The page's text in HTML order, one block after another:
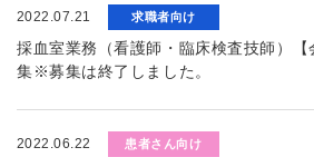
2022.07.21 求職者向け
採血室業務（看護師・臨床検査技師）【
集※募集は終了しました。
2022.06.22 患者さん向け